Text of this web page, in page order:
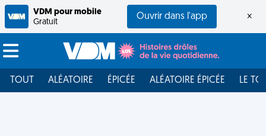
VDM pour mobile
Gratuit
Ouvrir dans l'app ×
TOUT ALÉATOIRE ÉPICÉE ALÉATOIRE ÉPICÉE LE